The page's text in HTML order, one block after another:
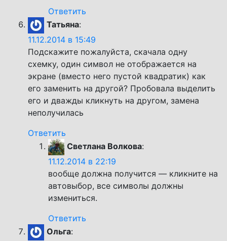
Ответить
Татьяна:
11.12.2014 в 15:49
Подскажите пожалуйста, скачала одну
схемку, один символ не отображается на
экране (вместо него пустой квадратик) как
его заменить на другой? Пробовала выделить
его и дважды кликнуть на другом, замена
неполучилась
Ответить
Светлана Волкова:
11.12.2014 в 22:19
вообще должна получится — кликните на
автовыбор, все символы должны
измениться.
Ответить
Ольга: